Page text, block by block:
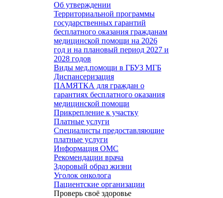
Об утверждении
Территориальной программы
государственных гарантий
бесплатного оказания гражданам
медицинской помощи на 2026
год и на плановый период 2027 и
2028 годов
Виды мед.помощи в ГБУЗ МГБ
Диспансеризация
ПАМЯТКА для граждан о
гарантиях бесплатного оказания
медицинской помощи
Прикрепление к участку
Платные услуги
Специалисты предоставляющие
платные услуги
Информация ОМС
Рекомендации врача
Здоровый образ жизни
Уголок онколога
Пациентские организации
Проверь своё здоровье